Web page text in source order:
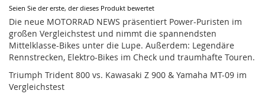
Seien Sie der erste, der dieses Produkt bewertet
Die neue MOTORRAD NEWS präsentiert Power-Puristen im
großen Vergleichstest und nimmt die spannendsten
Mittelklasse-Bikes unter die Lupe. Außerdem: Legendäre
Rennstrecken, Elektro-Bikes im Check und traumhafte Touren.
Triumph Trident 800 vs. Kawasaki Z 900 & Yamaha MT-09 im
Vergleichstest
Zum
Anfang
der
Bildergalerie
springen